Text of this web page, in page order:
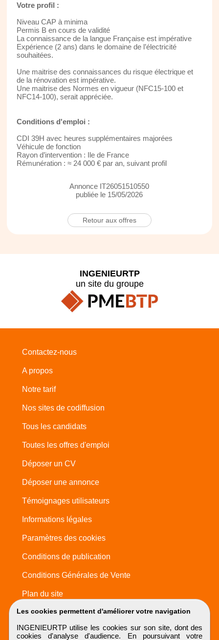
Votre profil :
Niveau CAP à minima
Permis B en cours de validité
La connaissance de la langue Française est impérative
Expérience (2 ans) dans le domaine de l’électricité
souhaitées.
Une maitrise des connaissances du risque électrique et
de la rénovation est impérative.
Une maitrise des Normes en vigueur (NFC15-100 et
NFC14-100), serait appréciée.
Conditions d'emploi :
CDI 39H avec heures supplémentaires majorées
Véhicule de fonction
Rayon d’intervention : Ile de France
Rémunération : ≈ 24 000 € par an, suivant profil
Annonce IT26051510550
publiée le 15/05/2026
Retour aux offres
Les cookies permettent d'améliorer votre navigation
INGENIEURTP utilise les cookies sur son site, dont des
cookies d'analyse d'audience. En poursuivant votre
INGENIEURTP
un site du groupe
Contactez-nous
A propos
Notre tarif
Nos sites de codiffusion
Tous les candidats
Toutes les offres d'emploi
Déposer un CV
Déposer une annonce
Témoignages utilisateurs
Informations légales
Paramètres des cookies
Conditions de publication
Conditions Générales de Vente
Plan du site